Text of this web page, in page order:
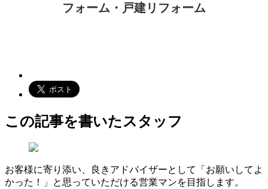
フォーム・戸建リフォーム
この記事を書いたスタッフ
お客様に寄り添い、良きアドバイザーとして「お願いしてよ
かった！」と思っていただける営業マンを目指します。